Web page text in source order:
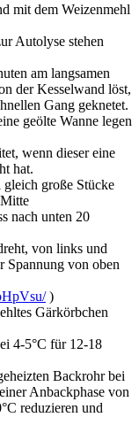
mit dem Weizenmehl
Autolyse stehen
am langsamen
der Kesselwand löst,
Gang geknetet.
geölte Wanne legen
wenn dieser eine
hat.
große Stücke
nach unten 20
von links und
Spannung von oben
)
Gärkörbchen
4-5°C für 12-18
Backrohr bei
Anbackphase von
reduzieren und